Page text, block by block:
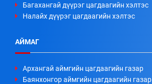
Багахангай дүүрэг цагдаагийн хэлтэс
Налайх дүүрэг цагдаагийн хэлтэс
АЙМАГ
Архангай аймгийн цагдаагийн газар
Баянхонгор аймгийн цагдаагийн газар